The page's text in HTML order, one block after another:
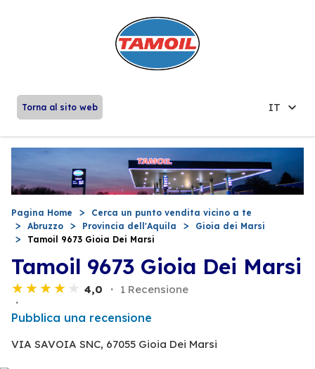
Torna al sito web IT
Pagina Home
Cerca un punto vendita vicino a te
Abruzzo
Provincia dell'Aquila
Gioia dei Marsi
Tamoil 9673 Gioia Dei Marsi
Tamoil 9673 Gioia Dei Marsi
4,0 1 Recensione
Pubblica una recensione
VIA SAVOIA SNC, 67055 Gioia Dei Marsi